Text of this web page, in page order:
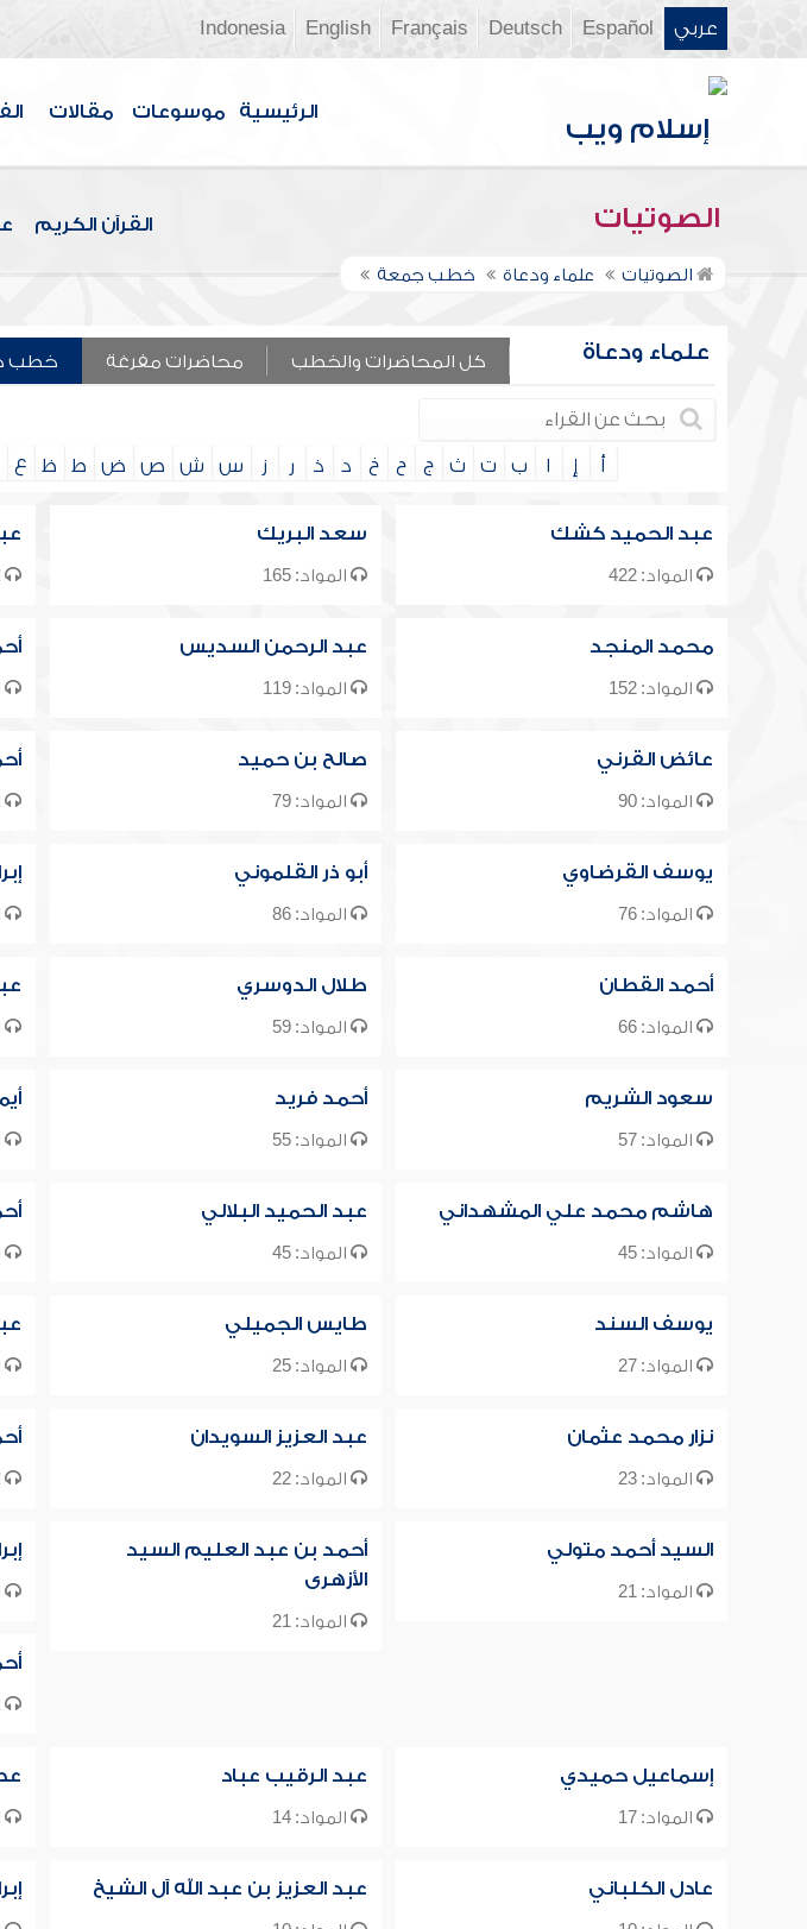
عربي Español
Deutsch
Français
English
Indonesia
الرئيسية موسوعات مقالات
الصوتيات القرآن الكريم
الصوتيات علماء ودعاة خطب جمعة
علماء ودعاة كل المحاضرات والخطب محاضرات مفرغة خطب
أ إ ا ب ت ث ج ح خ د ذ ر ز س ش ص ض ط ظ ع
عبد الحميد كشك
المواد: 422
سعد البريك
المواد: 165
محمد المنجد
المواد: 152
عبد الرحمن السديس
المواد: 119
عائض القرني
المواد: 90
صالح بن حميد
المواد: 79
يوسف القرضاوي
المواد: 76
أبو ذر القلموني
المواد: 86
أحمد القطان
المواد: 66
طلال الدوسري
المواد: 59
سعود الشريم
المواد: 57
أحمد فريد
المواد: 55
هاشم محمد علي المشهداني
المواد: 45
عبد الحميد البلالي
المواد: 45
يوسف السند
المواد: 27
طايس الجميلي
المواد: 25
نزار محمد عثمان
المواد: 23
عبد العزيز السويدان
المواد: 22
السيد أحمد متولي
المواد: 21
أحمد بن عبد العليم السيد
الأزهرى
المواد: 21
إسماعيل حميدي
المواد: 17
عبد الرقيب عباد
المواد: 14
عادل الكلباني عبد العزيز بن عبد الله آل الشيخ